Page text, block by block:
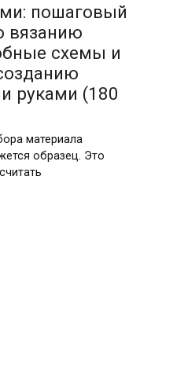
пошаговый
вязанию
схемы и
руками (180
материала
образец. Это